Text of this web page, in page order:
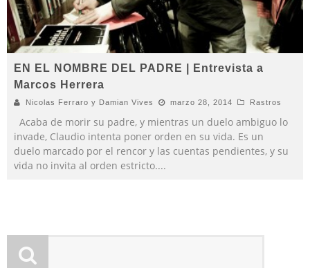
EN EL NOMBRE DEL PADRE | Entrevista a
Marcos Herrera
Nicolas Ferraro y Damian Vives marzo 28, 2014 Rastros
Acaba de morir su padre, y mientras un duelo ambiguo lo
invade, Claudio intenta poner orden en su vida. Es un
duelo marcado por el rencor y las cuentas pendientes, y su
vida no invita al orden estricto....